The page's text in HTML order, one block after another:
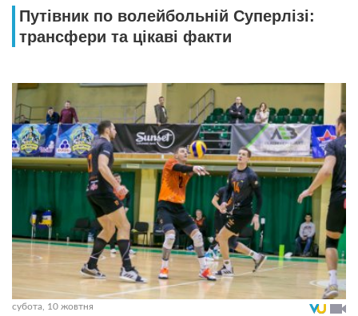
Путівник по волейбольній Суперлізі:
трансфери та цікаві факти
субота, 10 жовтня